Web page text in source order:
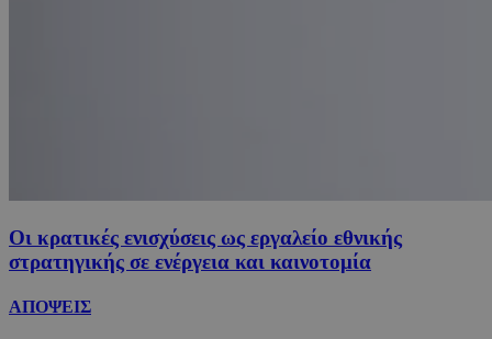
Οι κρατικές ενισχύσεις ως εργαλείο εθνικής
στρατηγικής σε ενέργεια και καινοτομία
ΑΠΟΨΕΙΣ